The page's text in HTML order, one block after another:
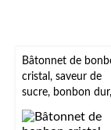
Bâtonnet de
cristal, saveur de
sucre, bonbon dur,
blanc, paq. 8, pour
fête